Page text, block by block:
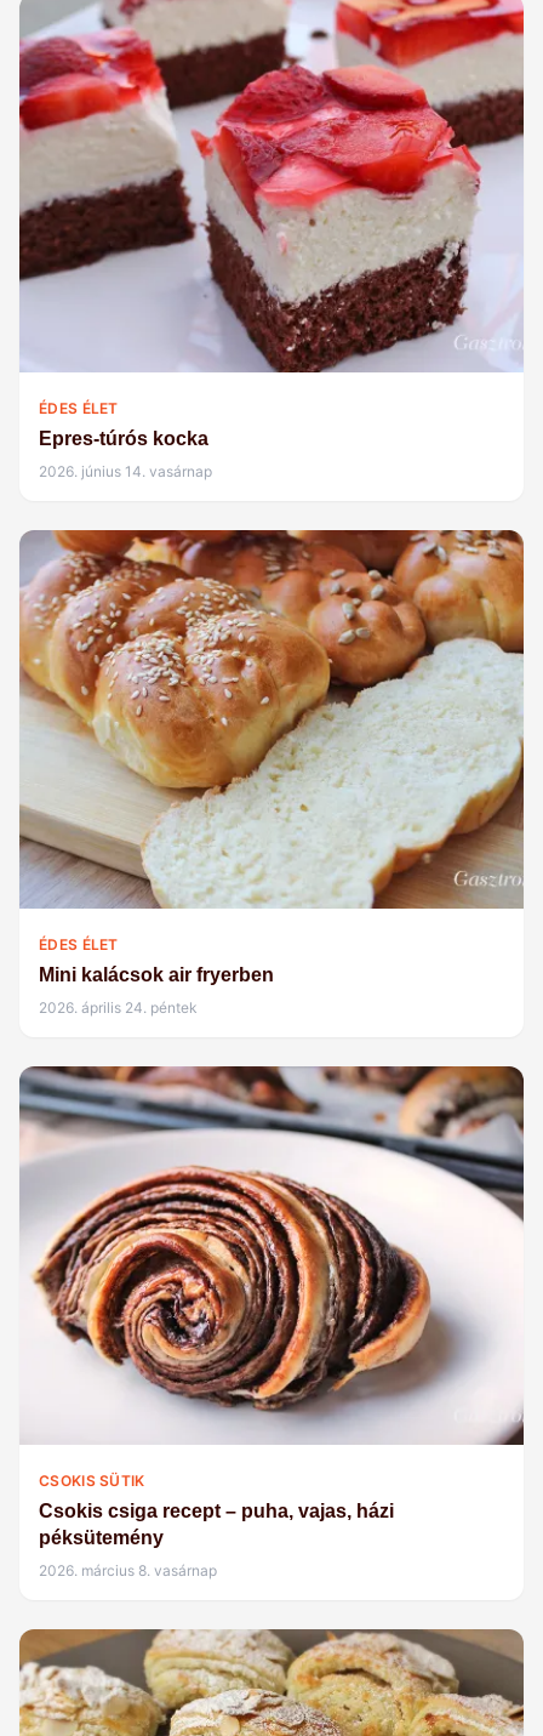
ÉDES ÉLET
Epres-túrós kocka
2026. június 14. vasárnap
ÉDES ÉLET
Mini kalácsok air fryerben
2026. április 24. péntek
CSOKIS SÜTIK
Csokis csiga recept – puha, vajas, házi
péksütemény
2026. március 8. vasárnap